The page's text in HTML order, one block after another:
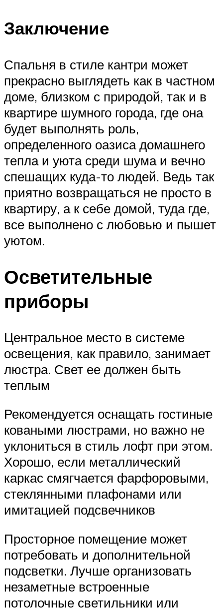
Заключение
Спальня в стиле кантри может
прекрасно выглядеть как в частном
доме, близком с природой, так и в
квартире шумного города, где она
будет выполнять роль,
определенного оазиса домашнего
тепла и уюта среди шума и вечно
спешащих куда-то людей. Ведь так
приятно возвращаться не просто в
квартиру, а к себе домой, туда где,
все выполнено с любовью и пышет
уютом.
Осветительные
приборы
Центральное место в системе
освещения, как правило, занимает
люстра. Свет ее должен быть
теплым
Рекомендуется оснащать гостиные
коваными люстрами, но важно не
уклониться в стиль лофт при этом.
Хорошо, если металлический
каркас смягчается фарфоровыми,
стеклянными плафонами или
имитацией подсвечников
Просторное помещение может
потребовать и дополнительной
подсветки. Лучше организовать
незаметные встроенные
потолочные светильники или